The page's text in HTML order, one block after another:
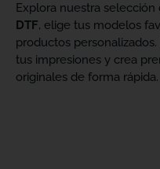
Explora nuestra selección
DTF, elige tus modelos
productos
tus impresiones y crea
originales de forma rápida.